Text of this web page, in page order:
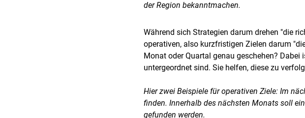
der Region bekanntmachen.
Während sich Strategien darum drehen "die
operativen, also kurzfristigen Zielen darum
Monat oder Quartal genau geschehen?
untergeordnet sind. Sie helfen, diese zu
Hier zwei Beispiele für operativen Ziele: Im
finden. Innerhalb des nächsten Monats soll
gefunden werden.